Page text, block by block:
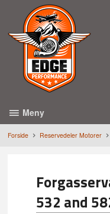
innholdet
Meny
Forside Reservedeler Motorer
532 and